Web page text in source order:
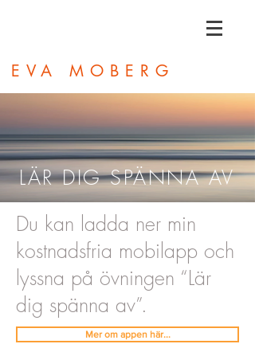
EVA MOBERG
LÄR DIG SPÄNNA AV
Du kan ladda ner min
kostnadsfria mobilapp och
lyssna på övningen “Lär
dig spänna av”.
Mer om appen här...